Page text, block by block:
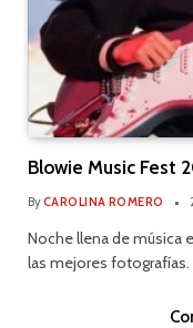
Blowie Music Fest
ByCAROLINA ROMERO
Noche llena de música
las mejores fotografías.